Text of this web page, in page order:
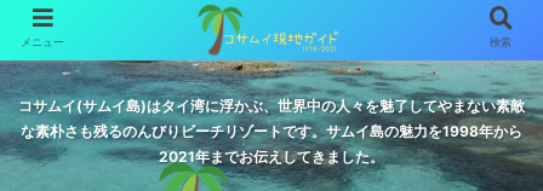
コサムイ(サムイ島)はタイ湾に浮かぶ、世界中の人々を魅了してやまない素敵
な素朴さも残るのんびりビーチリゾートです。サムイ島の魅力を1998年から
2021年までお伝えしてきました。
メニュー 検索